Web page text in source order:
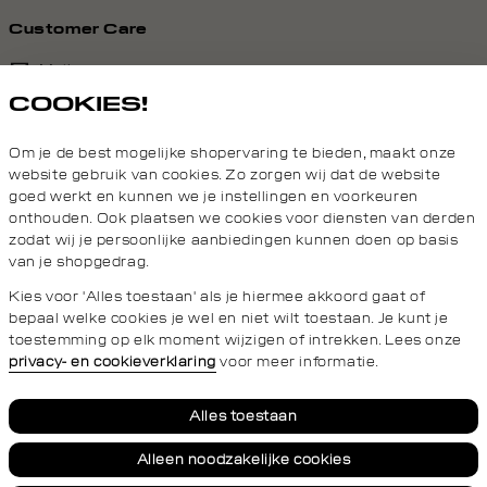
Customer Care
Mail ons
Van maandag t/m vrijdag van 8.30 uur tot 18.00 uur.
Service
Privacy- en cookieverklaringAlgemene Voorwaarden
COOKIES!
Om je de best mogelijke shopervaring te bieden, maakt onze
website gebruik van cookies. Zo zorgen wij dat de website
goed werkt en kunnen we je instellingen en voorkeuren
onthouden. Ook plaatsen we cookies voor diensten van derden
zodat wij je persoonlijke aanbiedingen kunnen doen op basis
van je shopgedrag.
Kies voor 'Alles toestaan' als je hiermee akkoord gaat of
bepaal welke cookies je wel en niet wilt toestaan. Je kunt je
toestemming op elk moment wijzigen of intrekken. Lees onze
privacy- en cookieverklaring voor meer informatie.
Alles toestaan
Alleen noodzakelijke cookies